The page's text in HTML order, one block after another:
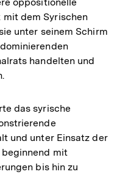
mit dem Syrischen
unter seinem Schirm
handelten und
das syrische
und unter Einsatz der
mit
bis hin zu